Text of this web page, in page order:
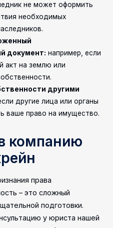
не может оформить
необходимых
документ: например, если
акт на землю или
другими
другие лица или органы
ваше право на имущество.
компанию
права
– это сложный
подготовки.
у юриста нашей